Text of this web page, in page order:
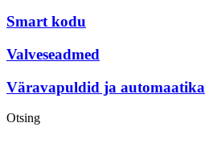
Smart kodu
Valveseadmed
Väravapuldid ja automaatika
Otsing